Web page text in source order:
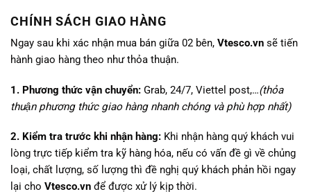
CHÍNH SÁCH GIAO HÀNG
Ngay sau khi xác nhận mua bán giữa 02 bên, Vtesco.vn sẽ tiến
hành giao hàng theo như thỏa thuận.
1. Phương thức vận chuyển: Grab, 24/7, Viettel post,…(thỏa
thuận phương thức giao hàng nhanh chóng và phù hợp nhất)
2. Kiểm tra trước khi nhận hàng: Khi nhận hàng quý khách vui
lòng trực tiếp kiểm tra kỹ hàng hóa, nếu có vấn đề gì về chủng
loại, chất lượng, số lượng thì đề nghị quý khách phản hồi ngay
lại cho Vtesco.vn để được xử lý kịp thời.